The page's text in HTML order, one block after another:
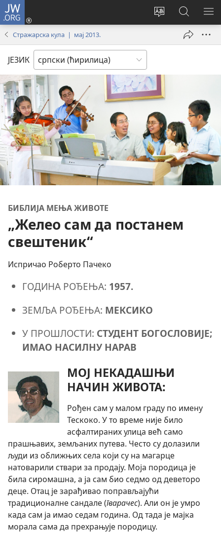
JW.ORG
Промени
Пријава
(отвара
Претрага
сајта
JW.ORG
Стражарска кула | мај 2013.
ЈЕЗИК
БИБЛИЈА МЕЊА ЖИВОТЕ
„Желео сам да постанем
свештеник“
Испричао Роберто Пачеко
ГОДИНА РОЂЕЊА: 1957.
ЗЕМЉА РОЂЕЊА: МЕКСИКО
У ПРОШЛОСТИ: СТУДЕНТ БОГОСЛОВИЈЕ;
ИМАО НАСИЛНУ НАРАВ
МОЈ НЕКАДАШЊИ
НАЧИН ЖИВОТА:
Рођен сам у малом граду по имену
Тескоко. У то време није било
асфалтираних улица већ само
прашњавих, земљаних путева. Често су долазили
људи из оближњих села који су на магарце
натоварили ствари за продају. Моја породица је
била сиромашна, а ја сам био седмо од деветоро
деце. Отац је зарађивао поправљајући
традиционалне сандале (гварачес). Али он је умро
када сам ја имао седам година. Од тада је мајка
морала сама да прехрањује породицу.